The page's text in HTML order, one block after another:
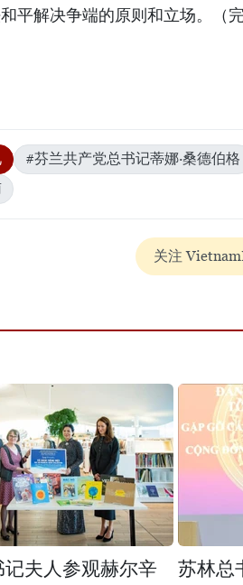
平解决争端的原则和立场。（完
#芬兰共产党总书记蒂娜·桑德伯格
关注
记夫人参观赫尔辛
苏林总